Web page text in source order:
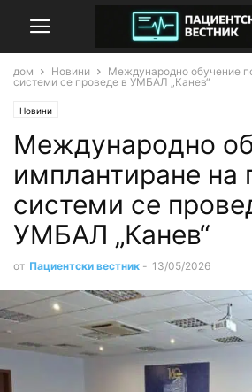
дом Новини
Международно обучение
системи се проведе в УМБАЛ „Канев“
Новини
Международно
имплантиране на
системи се
УМБАЛ „Канев“
от Пациентски вестник - 13/05/2026